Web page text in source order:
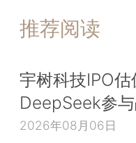
推荐阅读
宇树科技IPO
DeepSeek参
2026年08月06日